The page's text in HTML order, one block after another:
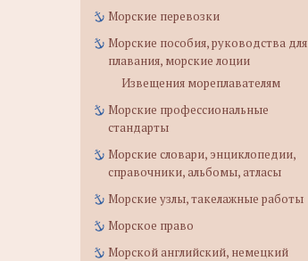
Морские перевозки
Морские пособия, руководства для
плавания, морские лоции
Извещения мореплавателям
Морские профессиональные
стандарты
Морские словари, энциклопедии,
справочники, альбомы, атласы
Морские узлы, такелажные работы
Морское право
Морской английский, немецкий